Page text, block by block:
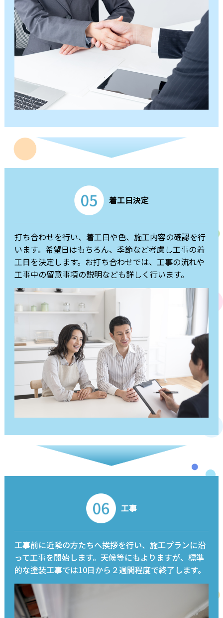
着工日決定
打ち合わせを行い、着工日や色、施工内容の確認を行
います。希望日はもちろん、季節など考慮し工事の着
工日を決定します。お打ち合わせでは、工事の流れや
工事中の留意事項の説明なども詳しく行います。
工事
工事前に近隣の方たちへ挨拶を行い、施工プランに沿
って工事を開始します。天候等にもよりますが、標準
的な塗装工事では10日から２週間程度で終了します。